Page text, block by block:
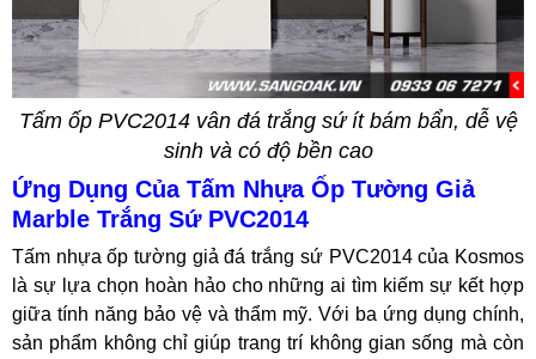
Tấm ốp PVC2014 vân đá trắng sứ ít bám bẩn, dễ vệ
sinh và có độ bền cao
Ứng Dụng Của Tấm Nhựa Ốp Tường Giả
Marble Trắng Sứ PVC2014
Tấm nhựa ốp tường giả đá trắng sứ PVC2014 của Kosmos
là sự lựa chọn hoàn hảo cho những ai tìm kiếm sự kết hợp
giữa tính năng bảo vệ và thẩm mỹ. Với ba ứng dụng chính,
sản phẩm không chỉ giúp trang trí không gian sống mà còn